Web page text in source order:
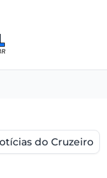
do Cruzeiro